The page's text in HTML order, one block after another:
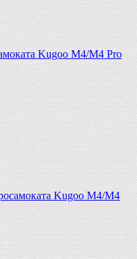
Kugoo M4/M4 Pro
Kugoo M4/M4